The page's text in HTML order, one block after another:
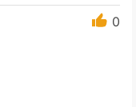
0